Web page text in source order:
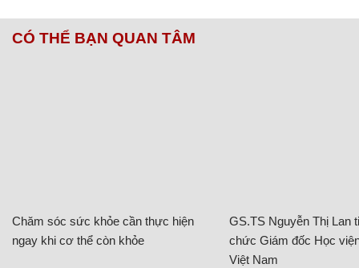
CÓ THỂ BẠN QUAN TÂM
Chăm sóc sức khỏe cần thực hiện
ngay khi cơ thể còn khỏe
GS.TS Nguyễn Thị Lan
chức Giám đốc Học
Việt Nam